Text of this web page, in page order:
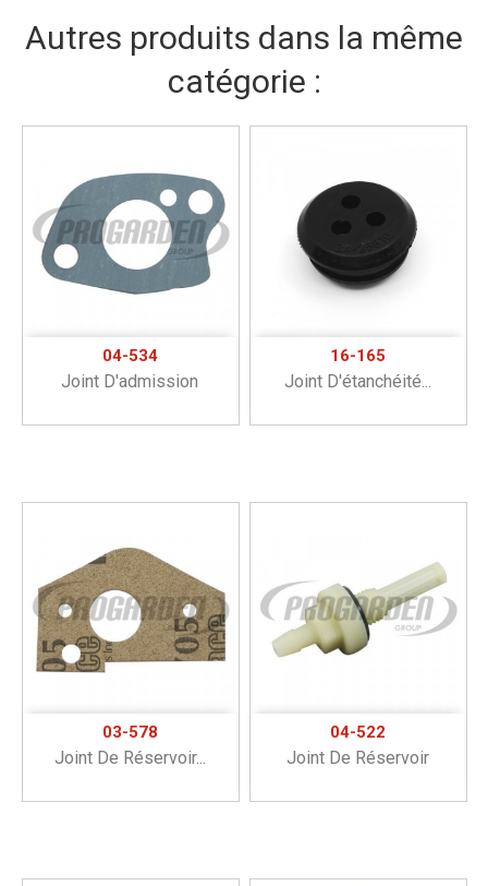
Autres produits dans la même
catégorie :
04-534
Joint D'admission
16-165
Joint D'étanchéité...
03-578
Joint De Réservoir...
04-522
Joint De Réservoir